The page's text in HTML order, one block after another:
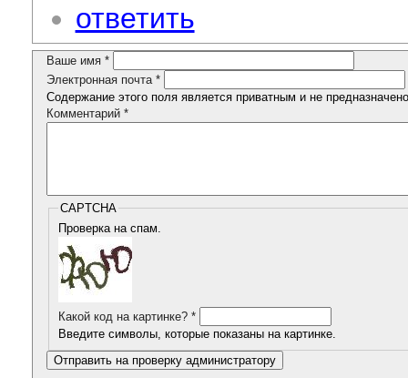
ответить
Ваше имя *
Электронная почта *
Содержание этого поля является приватным и не
Комментарий *
CAPTCHA
Проверка на спам.
Какой код на картинке? *
Введите символы, которые показаны на картинке.